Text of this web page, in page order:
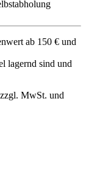
ab 150 € und
lagernd sind und
MwSt. und